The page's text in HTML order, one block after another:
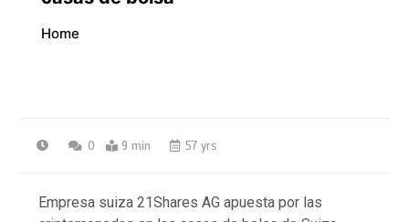
Home
0 9 min 57 yrs
Empresa suiza 21Shares AG apuesta por las